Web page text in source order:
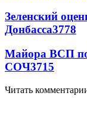
Зеленский
Донбасса3778
Майора ВСП
СОЧ3715
Читать